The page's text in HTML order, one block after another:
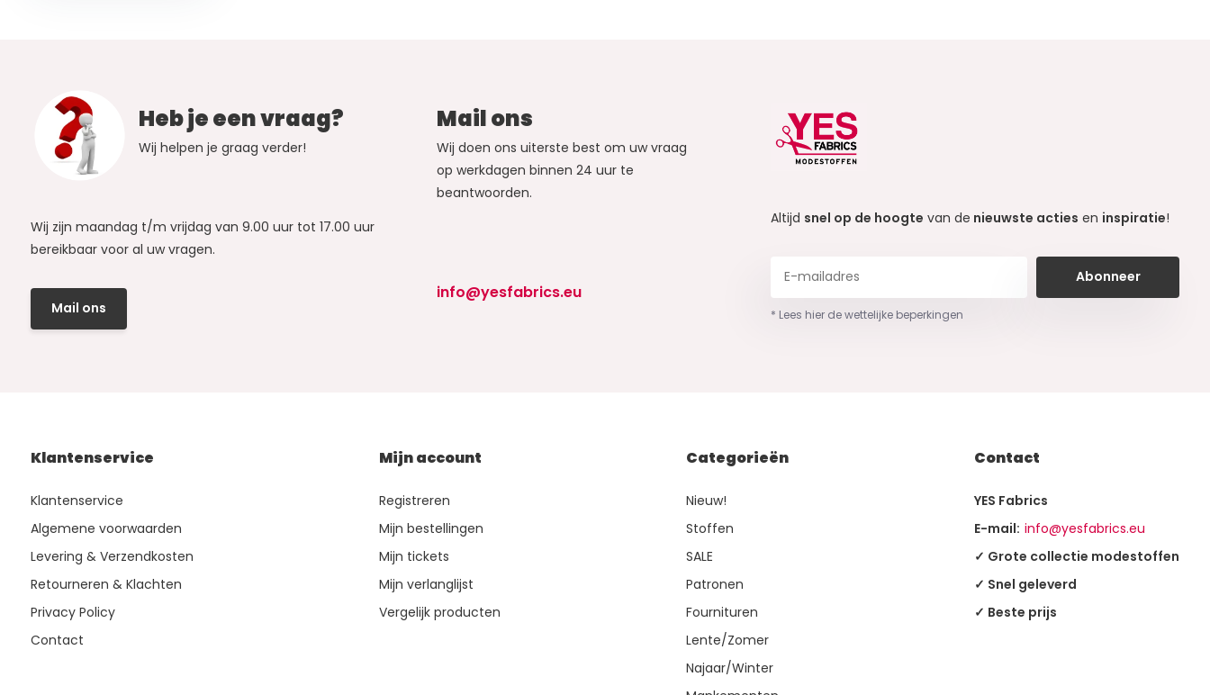
Heb je een vraag?
Wij helpen je graag verder!
Wij zijn maandag t/m vrijdag van 9.00 uur tot 17.00 uur
bereikbaar voor al uw vragen.
Mail ons
Mail ons
Wij doen ons uiterste best om uw vraag
op werkdagen binnen 24 uur te
beantwoorden.
info@yesfabrics.eu
Altijd snel op de hoogte van de nieuwste acties en inspiratie!
Abonneer
* Lees hier de wettelijke beperkingen
Klantenservice
Klantenservice
Algemene voorwaarden
Levering & Verzendkosten
Retourneren & Klachten
Privacy Policy
Contact
Mijn account
Registreren
Mijn bestellingen
Mijn tickets
Mijn verlanglijst
Vergelijk producten
Categorieën
Nieuw!
Stoffen
SALE
Patronen
Fournituren
Lente/Zomer
Najaar/Winter
Contact
YES Fabrics
E-mail: info@yesfabrics.eu
✓ Grote collectie modestoffen
✓ Snel geleverd
✓ Beste prijs